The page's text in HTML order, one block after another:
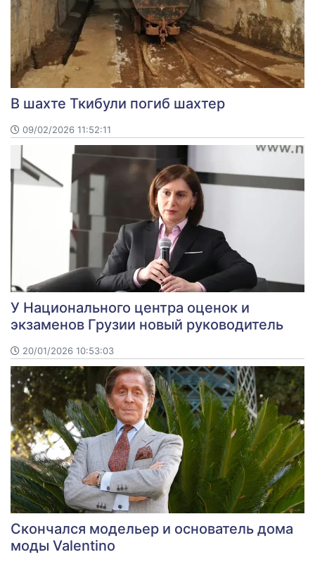
В шахте Ткибули погиб шахтер
09/02/2026 11:52:11
У Национального центра оценок и
экзаменов Грузии новый руководитель
20/01/2026 10:53:03
Скончался модельер и основатель дома
моды Valentino